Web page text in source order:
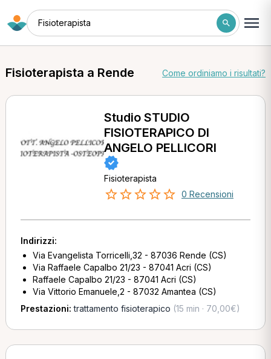
Fisioterapista
Fisioterapista a Rende Come ordiniamo i risultati?
Studio STUDIO
FISIOTERAPICO DI
ANGELO PELLICORI
Fisioterapista
0 Recensioni
Indirizzi:
Via Evangelista Torricelli,32 - 87036 Rende (CS)
Via Raffaele Capalbo 21/23 - 87041 Acri (CS)
Raffaele Capalbo 21/23 - 87041 Acri (CS)
Via Vittorio Emanuele,2 - 87032 Amantea (CS)
Prestazioni:trattamento fisioterapico (15 min · 70,00€)